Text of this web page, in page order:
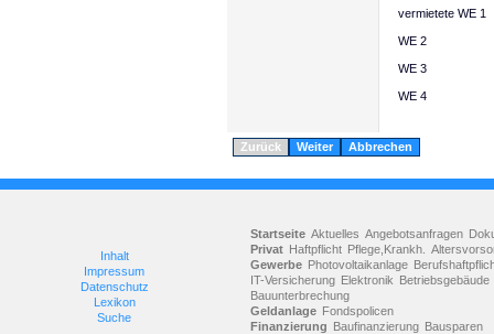
vermietete WE 1
WE 2
WE 3
WE 4
Zurück
Inhalt
Impressum
Datenschutz
Lexikon
Suche
Startseite Aktuelles Angebotsanfragen
Privat Haftpflicht Pflege,Krankh.
Gewerbe Photovoltaikanlage
IT-Versicherung Elektronik Betriebsgebäude
Bauunterbrechung
Geldanlage Fondspolicen
Finanzierung Baufinanzierung Bausparen